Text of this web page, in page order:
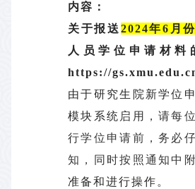
内容：
关于报送2024年6月
人员学位申请材料
https://
由于研究生院新学位
模块系统 启用，请每
行学位申请前，务必
知，同时按照通知中
准备和进行操作。